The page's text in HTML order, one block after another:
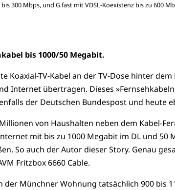
300 Mbps, und G.fast mit VDSL-Koexistenz bis zu 600
bis 1000/50 Megabit.
Koaxial-TV-Kabel an der TV-Dose hinter
Internet übertragen. Dieses
der Deutschen Bundespost und heute
von Haushalten neben dem Kabel-
mit bis zu 1000 Megabit im DL und 50
So auch der Autor dieser Story. Genau
Fritzbox 6660 Cable.
der Münchner Wohnung tatsächlich 900 bis